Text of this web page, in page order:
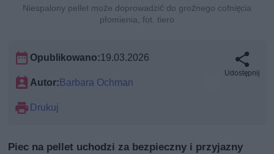
Niespalony pellet może doprowadzić do groźnego cofnięcia
płomienia, fot. tiero
Opublikowano:19.03.2026
Autor: Barbara Ochman
Drukuj
Udostępnij
Piec na pellet uchodzi za bezpieczny i przyjazny